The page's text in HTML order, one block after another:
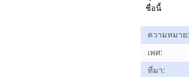
ชื่อนี้
ความหมาย:
เพศ:
ที่มา: